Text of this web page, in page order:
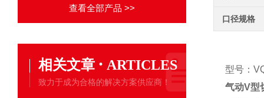
口径规格
型号：
气动V型
查看全部产品 >>
相关文章 · ARTICLES
致力于成为合格的解决方案供应商！